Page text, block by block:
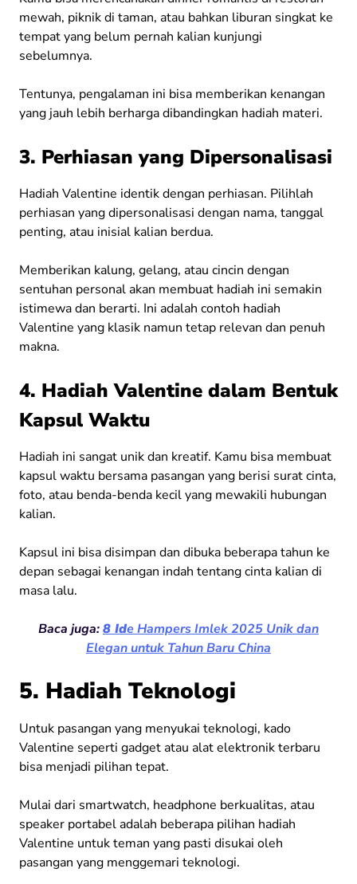
mewah, piknik di taman, atau bahkan liburan singkat ke
tempat yang belum pernah kalian kunjungi
sebelumnya.
Tentunya, pengalaman ini bisa memberikan kenangan
yang jauh lebih berharga dibandingkan hadiah materi.
3. Perhiasan yang Dipersonalisasi
Hadiah Valentine identik dengan perhiasan. Pilihlah
perhiasan yang dipersonalisasi dengan nama, tanggal
penting, atau inisial kalian berdua.
Memberikan kalung, gelang, atau cincin dengan
sentuhan personal akan membuat hadiah ini semakin
istimewa dan berarti. Ini adalah contoh hadiah
Valentine yang klasik namun tetap relevan dan penuh
makna.
4. Hadiah Valentine dalam Bentuk
Kapsul Waktu
Hadiah ini sangat unik dan kreatif. Kamu bisa membuat
kapsul waktu bersama pasangan yang berisi surat cinta,
foto, atau benda-benda kecil yang mewakili hubungan
kalian.
Kapsul ini bisa disimpan dan dibuka beberapa tahun ke
depan sebagai kenangan indah tentang cinta kalian di
masa lalu.
Baca juga:8 Ide Hampers Imlek 2025 Unik dan
Elegan untuk Tahun Baru China
5. Hadiah Teknologi
Untuk pasangan yang menyukai teknologi, kado
Valentine seperti gadget atau alat elektronik terbaru
bisa menjadi pilihan tepat.
Mulai dari smartwatch, headphone berkualitas, atau
speaker portabel adalah beberapa pilihan hadiah
Valentine untuk teman yang pasti disukai oleh
pasangan yang menggemari teknologi.